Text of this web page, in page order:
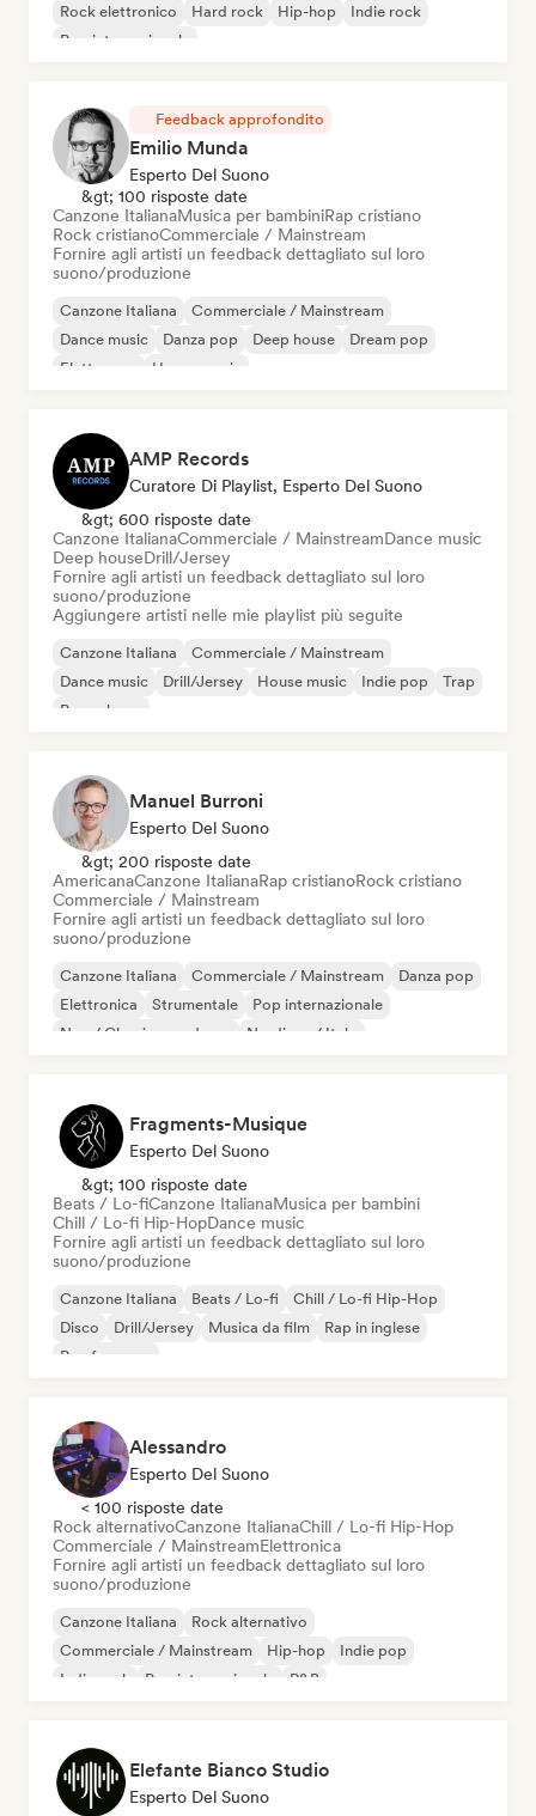
Rock elettronico
Hard rock Hip-hop
Indie rock
Pop internazionale
Feedback approfondito
Emilio Munda
Esperto Del Suono
&gt; 100 risposte date
Canzone ItalianaMusica per bambiniRap cristiano
Rock cristianoCommerciale / Mainstream
Fornire agli artisti un feedback dettagliato sul loro
suono/produzione
Canzone Italiana
Commerciale / Mainstream
Dance music
Danza pop Deep house
Dream pop
Elettropop
House music
AMP Records
Curatore Di Playlist, Esperto Del Suono
&gt; 600 risposte date
Canzone ItalianaCommerciale / MainstreamDance music
Deep houseDrill/Jersey
Fornire agli artisti un feedback dettagliato sul loro
suono/produzione
Aggiungere artisti nelle mie playlist più seguite
Canzone Italiana
Commerciale / Mainstream
Dance music
Drill/Jersey House music Indie pop
Trap
Pop urbano
Manuel Burroni
Esperto Del Suono
&gt; 200 risposte date
AmericanaCanzone ItalianaRap cristianoRock cristiano
Commerciale / Mainstream
Fornire agli artisti un feedback dettagliato sul loro
suono/produzione
Canzone Italiana Commerciale / Mainstream
Danza pop
Elettronica
Strumentale
Pop internazionale
Neo / Classico moderno
Nu-disco / Italo
Fragments-Musique
Esperto Del Suono
&gt; 100 risposte date
Beats / Lo-fiCanzone ItalianaMusica per bambini
Chill / Lo-fi Hip-HopDance music
Fornire agli artisti un feedback dettagliato sul loro
suono/produzione
Canzone Italiana Beats / Lo-fi
Chill / Lo-fi Hip-Hop
Disco
Drill/Jersey Musica da film
Rap in inglese
Rap francese
Alessandro
Esperto Del Suono
< 100 risposte date
Rock alternativoCanzone ItalianaChill / Lo-fi Hip-Hop
Commerciale / MainstreamElettronica
Fornire agli artisti un feedback dettagliato sul loro
suono/produzione
Canzone Italiana
Rock alternativo
Commerciale / Mainstream
Hip-hop
Indie pop
Indie rock
Pop internazionale R&B
Elefante Bianco Studio
Esperto Del Suono